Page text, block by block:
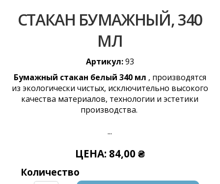
СТАКАН БУМАЖНЫЙ, 340
МЛ
Артикул:93
Бумажный стакан белый 340 мл , производятся
из экологически чистых, исключительно высокого
качества материалов, технологии и эстетики
производства.
...
ЦЕНА: 84,00 ₴
Количество